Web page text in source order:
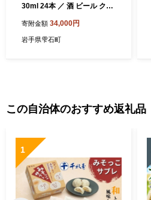
30ml 24本 ／ 酒 ビール クラ
ル 瓶 ２４本 ラガービール ラ
ガー エクスポート ドルトム
寄附金額 34,000円
岩手県雫石町
この自治体のおすすめ返礼品
1